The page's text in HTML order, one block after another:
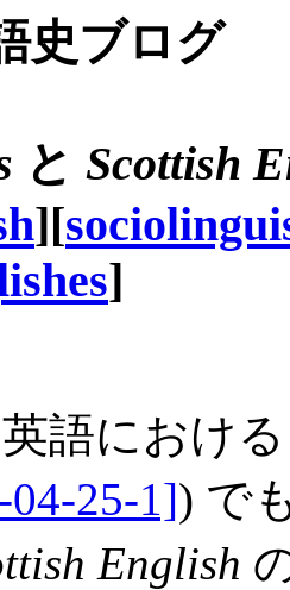
史ブログ
と Scottish
][
]
語におけ
04-25-1]) で
English